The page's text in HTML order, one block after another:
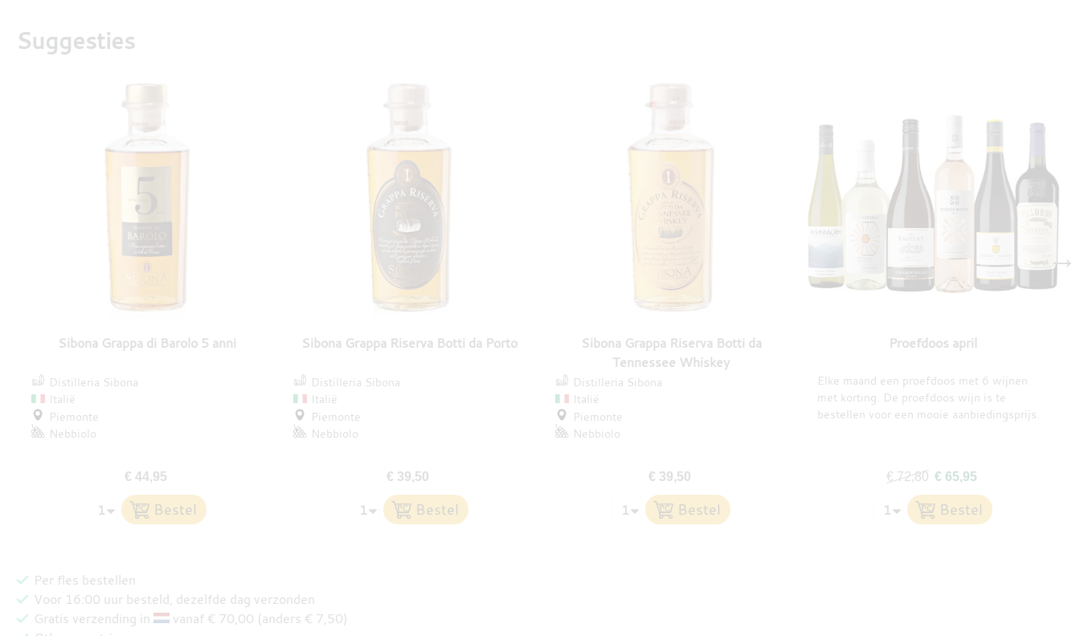
Suggesties
→
Sibona Grappa di Barolo 5 anni
Distilleria Sibona
Italië
Piemonte
Nebbiolo
€ 44,95
Sibona Grappa Riserva Botti da Porto
Distilleria Sibona
Italië
Piemonte
Nebbiolo
€ 39,50
Sibona Grappa Riserva Botti da
Tennessee Whiskey
Distilleria Sibona
Italië
Piemonte
Nebbiolo
€ 39,50
Proefdoos april
Elke maand een proefdoos met 6 wijnen
met korting. De proefdoos wijn is te
bestellen voor een mooie aanbiedingsprijs.
€ 72,80 € 65,95
Per fles bestellen
Voor 16:00 uur besteld, dezelfde dag verzonden
Gratis verzending in
vanaf € 70,00 (anders € 7,50)